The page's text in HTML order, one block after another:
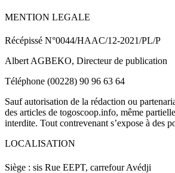
MENTION LEGALE
Récépissé N°0044/HAAC/12-2021/PL/P
Albert AGBEKO, Directeur de publication
Téléphone (00228) 90 96 63 64
Sauf autorisation de la rédaction ou
des articles de togoscoop.info, même
interdite. Tout contrevenant s’expose à des
LOCALISATION
Siège : sis Rue EEPT, carrefour Avédji